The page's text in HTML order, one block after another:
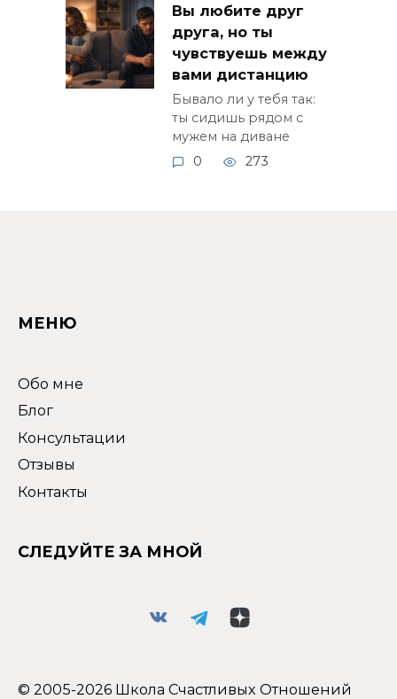
Вы любите друг
друга, но ты
чувствуешь между
вами дистанцию
Бывало ли у тебя так:
ты сидишь рядом с
мужем на диване
0
273
МЕНЮ
Обо мне
Блог
Консультации
Отзывы
Контакты
СЛЕДУЙТЕ ЗА МНОЙ
© 2005-2026 Школа Счастливых Отношений